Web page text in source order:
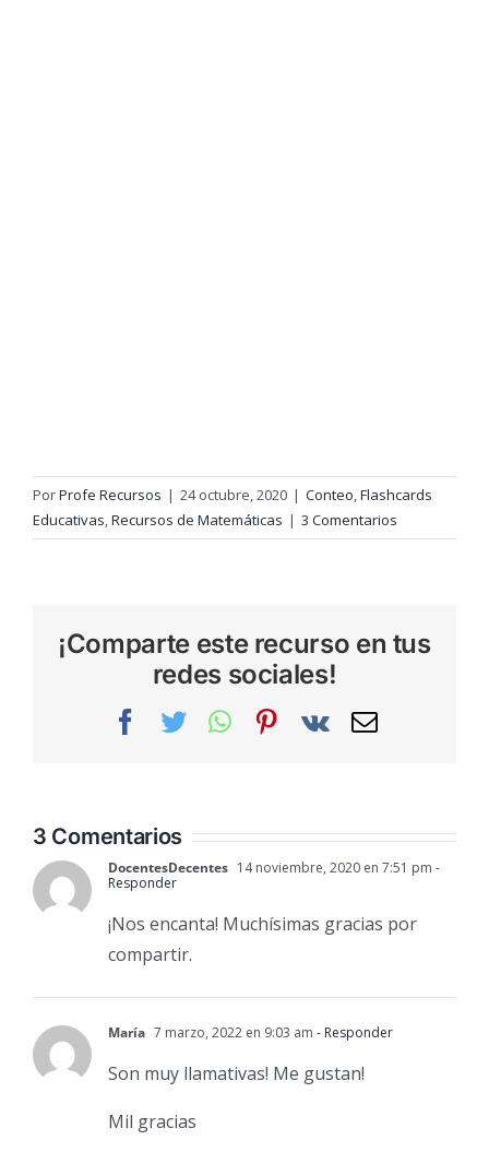
PorProfe Recursos | 24 octubre, 2020 | Conteo,Flashcards
Educativas,Recursos de Matemáticas | 3 Comentarios
¡Comparte este recurso en tus
redes sociales!
Facebook
TwitterWhatsAppPinterest
Vk
Correo
3 Comentarios
DocentesDecentes 14 noviembre, 2020 en 7:51 pm -
Responder
¡Nos encanta! Muchísimas gracias por
compartir.
María 7 marzo, 2022 en 9:03 am - Responder
Son muy llamativas! Me gustan!
Mil gracias